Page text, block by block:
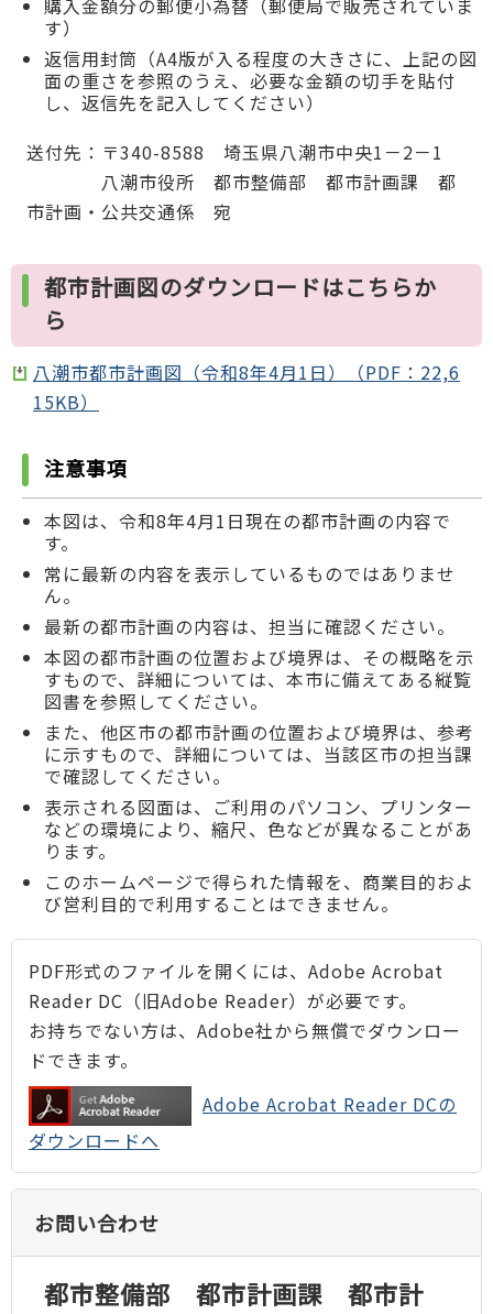
購入金額分の郵便小為替（郵便局で販売されていま
す）
返信用封筒（A4版が入る程度の大きさに、上記の図
面の重さを参照のうえ、必要な金額の切手を貼付
し、返信先を記入してください）
送付先：〒340-8588 埼玉県八潮市中央1－2－1
八潮市役所 都市整備部 都市計画課 都
市計画・公共交通係 宛
都市計画図のダウンロードはこちらか
ら
八潮市都市計画図（令和8年4月1日）（PDF：22,6
15KB）
注意事項
本図は、令和8年4月1日現在の都市計画の内容で
す。
常に最新の内容を表示しているものではありませ
ん。
最新の都市計画の内容は、担当に確認ください。
本図の都市計画の位置および境界は、その概略を示
すもので、詳細については、本市に備えてある縦覧
図書を参照してください。
また、他区市の都市計画の位置および境界は、参考
に示すもので、詳細については、当該区市の担当課
で確認してください。
表示される図面は、ご利用のパソコン、プリンター
などの環境により、縮尺、色などが異なることがあ
ります。
このホームページで得られた情報を、商業目的およ
び営利目的で利用することはできません。
PDF形式のファイルを開くには、Adobe Acrobat
Reader DC（旧Adobe Reader）が必要です。
お持ちでない方は、Adobe社から無償でダウンロー
ドできます。
Adobe Acrobat Reader DCの
ダウンロードへ
お問い合わせ
都市整備部 都市計画課 都市計